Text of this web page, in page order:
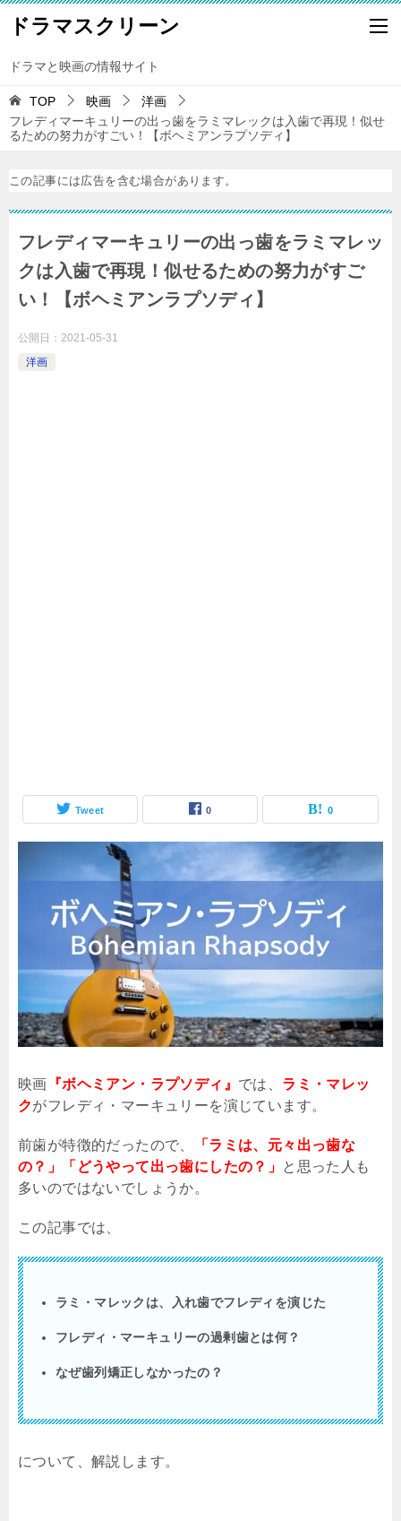
ドラマスクリーン
ドラマと映画の情報サイト
TOP 映画
洋画
フレディマーキュリーの出っ歯をラミマレックは入歯で再現！似せ
るための努力がすごい！【ボヘミアンラプソディ】
この記事には広告を含む場合があります。
フレディマーキュリーの出っ歯をラミマレッ
クは入歯で再現！似せるための努力がすご
い！【ボヘミアンラプソディ】
公開日： 2021-05-31
洋画
Tweet 0 0
映画 『ボヘミアン・ラプソディ』 では、 ラミ・マレッ
クがフレディ・マーキュリーを演じています。
前歯が特徴的だったので、
「ラミは、元々出っ歯な
の？」「どうやって出っ歯にしたの？」 と思った人も
多いのではないでしょうか。
この記事では、
ラミ・マレックは、入れ歯でフレディを演じた
フレディ・マーキュリーの過剰歯とは何？
なぜ歯列矯正しなかったの？
について、解説します。